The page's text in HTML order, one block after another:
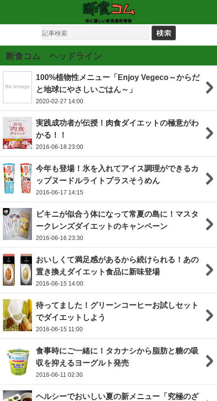
断食コム ヘッドライン
100%植物性メニュー「Enjoy Vegeco～からだ
と地球にやさしいごはん～」
2020-02-27 14:00
実践成功者が伝授！肉食ダイエットの極意がわ
かる！！
2016-06-18 23:00
今年も登場！氷を入れてアイス調理ができるカ
ップヌードルライトプラスそうめん
2016-06-17 14:15
ビキニが似合う体になって常夏の島に！マスタ
ークレンズダイエットのキャンペーン
2016-06-16 23:30
おいしくて満足感があるから続けられる！あの
置き換えダイエット食品に新味登場
2016-06-15 14:00
待ってました！グリーンコーヒーお試しセット
でダイエットしよう
2016-06-15 11:00
食事時にご一緒に！タカナシから脂肪と糖の吸
収を抑えるヨーグルト発売
2016-06-11 02:30
ヘルシーでおいしい夏の新メニュー「究極のざ